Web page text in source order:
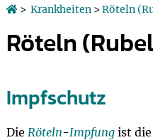
> Krankheiten>Röteln
Röteln
Impfschutz
Die Röteln-Impfungist die